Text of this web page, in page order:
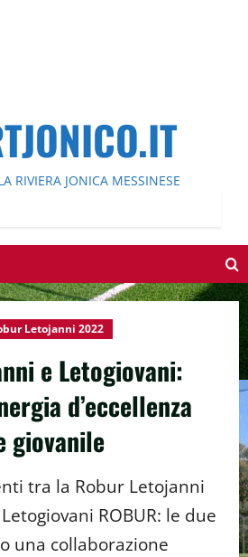
RIVIERA JONICA MESSINESE
Letojanni 2022
e Letogiovani:
d’eccellenza
giovanile
tra la Robur Letojanni
ROBUR: le due
una collaborazione